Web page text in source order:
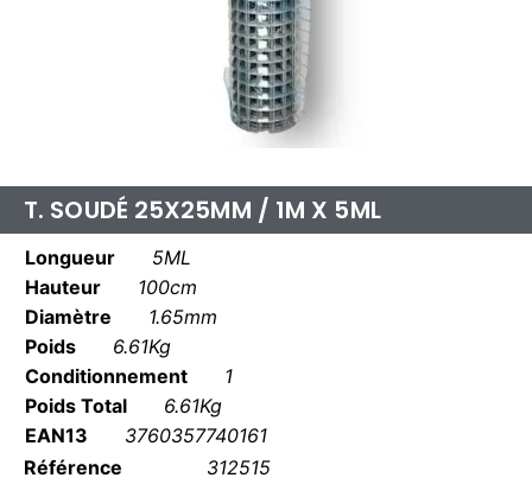
T. SOUDÉ 25X25MM / 1M X 5ML
Longueur
5ML
Hauteur
100cm
Diamètre
1.65mm
Poids
6.61Kg
Conditionnement
1
Poids Total
6.61Kg
EAN13
3760357740161
Référence
312515